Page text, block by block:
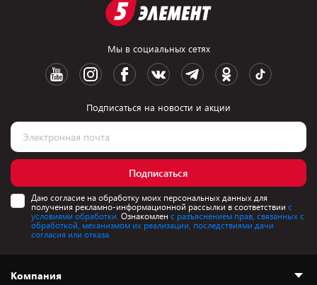
Мы в социальных сетях
Подписаться на новости и акции
Подписаться
Даю согласие на обработку моих персональных данных для
получения рекламно-информационной рассылки в соответствии с
условиями обработки. Ознакомлен с разъяснением прав, связанных с
обработкой, механизмом их реализации, последствиями дачи
согласия или отказа.
Компания